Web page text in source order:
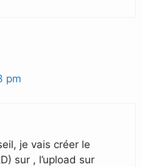
pm
je vais créer le
sur , l’upload sur